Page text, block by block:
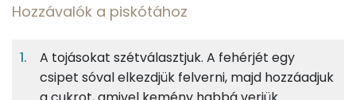
7%
48%
Hozzávalók a piskótához
7%
Fehérje
48%
Szénhidrát
19%
Zsír
26%
Hozzávalók a piskótához
A tojásokat szétválasztjuk. A fehérjét egy
csipet sóval elkezdjük felverni, majd hozzáadjuk